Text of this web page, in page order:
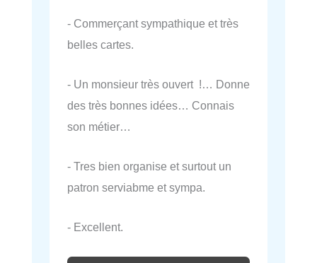
- Commerçant sympathique et très
belles cartes.
- Un monsieur très ouvert !… Donne
des très bonnes idées… Connais
son métier…
- Tres bien organise et surtout un
patron serviabme et sympa.
- Excellent.